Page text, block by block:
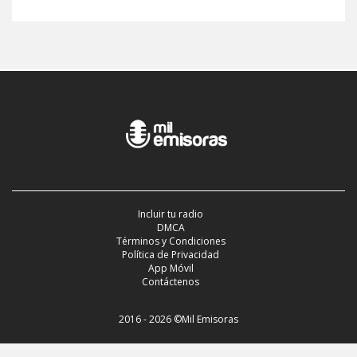
Incluir tu radio
DMCA
Términos y Condiciones
Política de Privacidad
App Móvil
Contáctenos
2016 - 2026 ©Mil Emisoras